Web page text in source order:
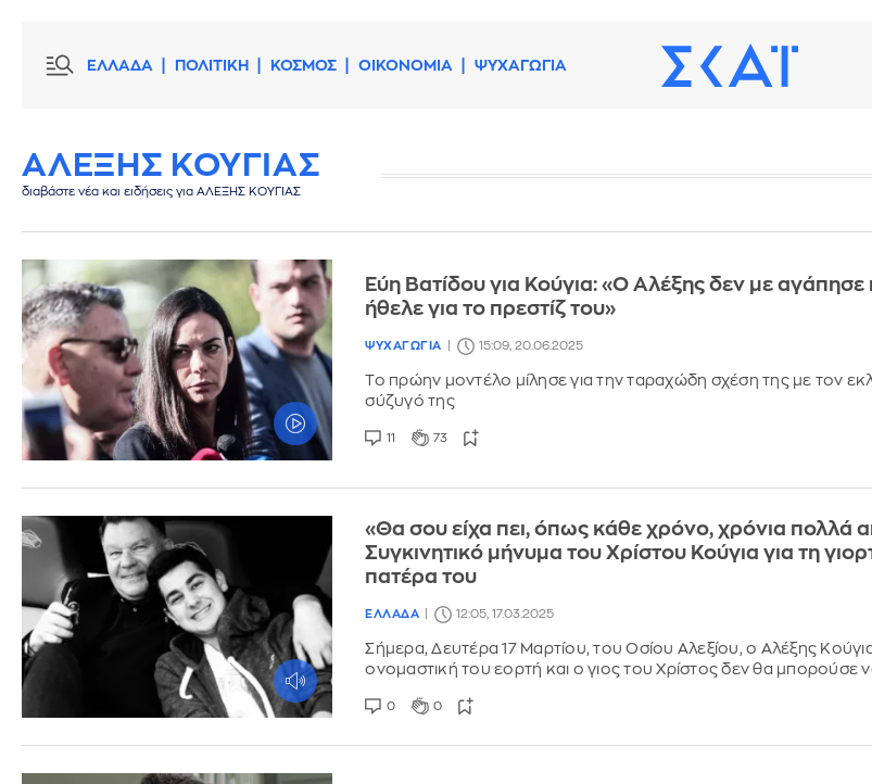
ΕΛΛΑΔΑ ΠΟΛΙΤΙΚΗ ΚΟΣΜΟΣ ΟΙΚΟΝΟΜΙΑ ΨΥΧΑΓΩΓΙΑ
ΑΛΕΞΗΣ ΚΟΥΓΙΑΣ
διαβάστε νέα και ειδήσεις για ΑΛΕΞΗΣ ΚΟΥΓΙΑΣ
Εύη Βατίδου για Κούγια: «O Αλέξης δεν με
ήθελε για το πρεστίζ του»
ΨΥΧΑΓΩΓΙΑ 15:09, 20.06.2025
Το πρώην μοντέλο μίλησε για την ταραχώδη σχέση της με τον
σύζυγό της
11 73
«Θα σου είχα πει, όπως κάθε χρόνο, χρόνια πολλά
Συγκινητικό μήνυμα του Χρίστου Κούγια για τη
πατέρα του
ΕΛΛΑΔΑ 12:05, 17.03.2025
Σήμερα, Δευτέρα 17 Μαρτίου, του Οσίου Αλεξίου, ο Αλέξης
ονομαστική του εορτή και ο γιος του Χρίστος δεν θα μπορούσε
0 0